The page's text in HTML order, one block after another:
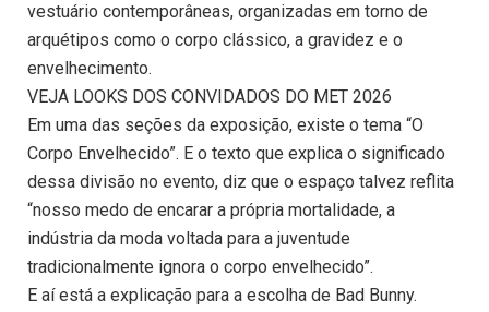
vestuário contemporâneas, organizadas em torno de
arquétipos como o corpo clássico, a gravidez e o
envelhecimento.
VEJA LOOKS DOS CONVIDADOS DO MET 2026
Em uma das seções da exposição, existe o tema “O
Corpo Envelhecido”. E o texto que explica o significado
dessa divisão no evento, diz que o espaço talvez reflita
“nosso medo de encarar a própria mortalidade, a
indústria da moda voltada para a juventude
tradicionalmente ignora o corpo envelhecido”.
E aí está a explicação para a escolha de Bad Bunny.